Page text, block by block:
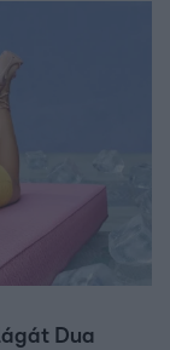
Dua